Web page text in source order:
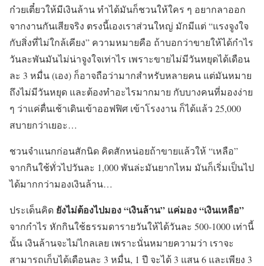
ก๋วยเตี๋ยวให้มีเงินล้าน ทำได้มันก็ชวนให้ใคร ๆ อยากลาออก
จากงานกันเสียจริง ตรงนี้เองเราส่วนใหญ่ มักมีแต่ “แรงจูงใจ
กับสิ่งที่ไม่ใกล้เคียง” ความหมายคือ ถ้าบอกว่าขายให้ได้กำไร
วันละพันมันไม่น่าจูงใจเท่าไร เพราะขายไม่มีวันหยุดได้เดือน
ละ 3 หมื่น (เอง) ก็อาจถือว่ามากสำหรับหลายคน แต่มันหมาย
ถึงไม่มีวันหยุด และต้องทำอะไรมากมาย กับบางคนที่มองง่าย
ๆ ว่าแค่ตื่นเช้าเดินเข้าออฟฟิศ เข้าโรงงาน ก็ได้แล้ว 25,000
สบายกว่าเยอะ…
ชวนจำแนกก่อนสักนิด คิดสักหน่อยถ้าขายแล้วให้ “เหลือ”
จากกินใช้ทั่วไปวันละ 1,000 พันล่ะมันยากไหม มันก็เริ่มเป็นไป
ได้มากกว่ามองเงินล้าน…
ประเด็นคิด ยังไม่ต้องไปมอง “เงินล้าน” แค่มอง “เงินเหลือ”
จากกำไร หักกินใช้ธรรมดารายวันให้ได้วันละ 500-1000 เท่านี้
นั้น เงินล้านจะไม่ไกลเลย เพราะนั่นหมายความว่า เราจะ
สามารถเก็บได้เดือนละ 3 หมื่น, 1 ปี จะได้ 3 แสน 6 และเพียง 3